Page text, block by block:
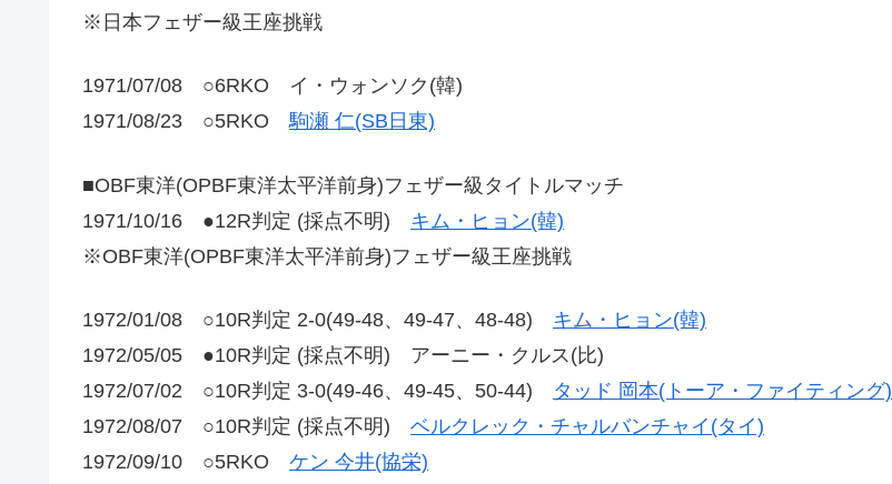
※日本フェザー級王座挑戦
1971/07/08 ○6RKO イ・ウォンソク(韓)
1971/08/23 ○5RKO駒瀬 仁(SB日東)
■OBF東洋(OPBF東洋太平洋前身)フェザー級タイトルマッチ
1971/10/16 ●12R判定 (採点不明) キム・ヒョン(韓)
※OBF東洋(OPBF東洋太平洋前身)フェザー級王座挑戦
1972/01/08 ○10R判定 2-0(49-48、49-47、48-48) キム・ヒョン(韓)
1972/05/05 ●10R判定 (採点不明) アーニー・クルス(比)
1972/07/02 ○10R判定 3-0(49-46、49-45、50-44) タッド 岡本(トーア・ファイティング)
1972/08/07 ○10R判定 (採点不明) ベルクレック・チャルバンチャイ(タイ)
1972/09/10 ○5RKO ケン 今井(協栄)